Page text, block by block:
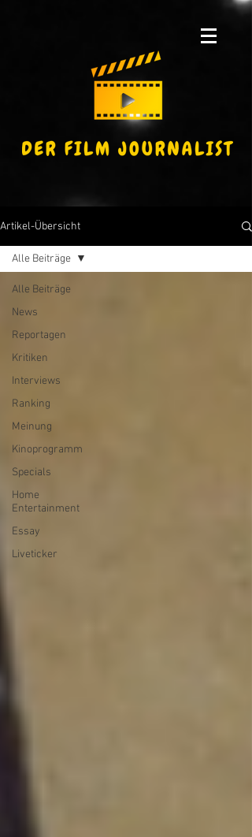
Artikel-Übersicht
Alle Beiträge
News
Reportagen
Kritiken
Interviews
Ranking
Meinung
Kinoprogramm
Specials
Home
Entertainment
Essay
Liveticker
Alle Beiträge